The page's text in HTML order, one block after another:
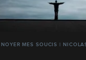
MES SOUCIS |